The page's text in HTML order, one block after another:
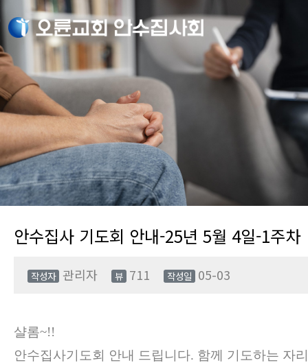
안수집사 기도회 안내-25년 5월 4일-1주차
작성자 관리자 뷰 711 작성일 05-03
샬롬~!!
안수집사기도회 안내 드립니다. 함께 기도하는 자